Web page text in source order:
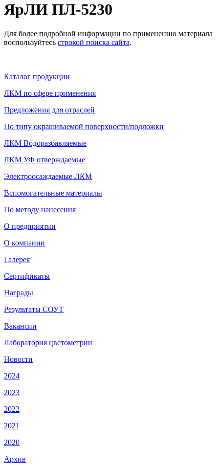
ЯрЛИ ПЛ-5230
Для более подробной информации по применению материала
воспользуйтесь строкой поиска сайта.
Каталог продукции
ЛКМ по сфере применения
Предложения для отраслей
По типу окрашиваемой поверхности/подложки
ЛКМ Водоразбавляемые
ЛКМ УФ отверждаемые
Электроосаждаемые ЛКМ
Вспомогательные материалы
По методу нанесения
О предприятии
О компании
Галерея
Сертификаты
Награды
Результаты СОУТ
Вакансии
Лаборатория цветометрии
Новости
2024
2023
2022
2021
2020
Архив